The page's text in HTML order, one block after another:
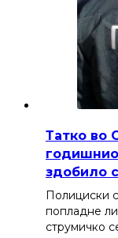
Татко во
здобило
Полициски
попладне
струмичко